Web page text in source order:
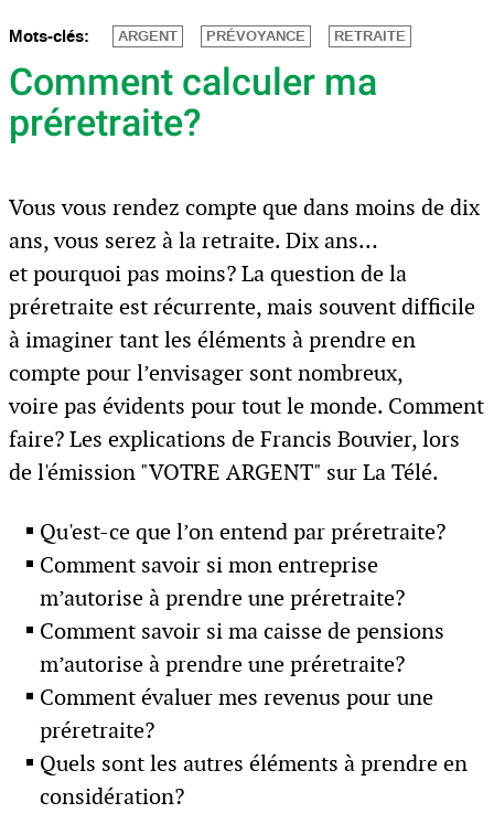
Mots-clés: ARGENT PRÉVOYANCE RETRAITE
Comment calculer ma
préretraite?
Vous vous rendez compte que dans moins de dix
ans, vous serez à la retraite. Dix ans…
et pourquoi pas moins? La question de la
préretraite est récurrente, mais souvent difficile
à imaginer tant les éléments à prendre en
compte pour l’envisager sont nombreux,
voire pas évidents pour tout le monde. Comment
faire? Les explications de Francis Bouvier, lors
de l'émission "VOTRE ARGENT" sur La Télé.
Qu'est-ce que l’on entend par préretraite?
Comment savoir si mon entreprise
m’autorise à prendre une préretraite?
Comment savoir si ma caisse de pensions
m’autorise à prendre une préretraite?
Comment évaluer mes revenus pour une
préretraite?
Quels sont les autres éléments à prendre en
considération?